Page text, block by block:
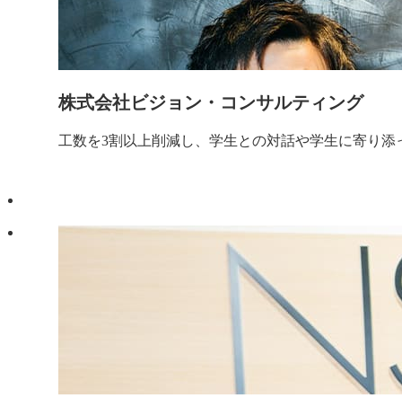
株式会社ビジョン・コンサルティング
工数を3割以上削減し、学生との対話や学生に寄り